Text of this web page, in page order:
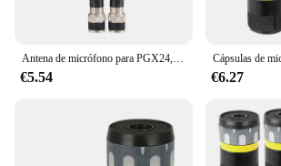
Antena de micrófono para PGX24, SLX24, SLX4, PG58, SM58, BETA58, serie inalámbrica, 2 piezas, BNC, UHF
€5.54 €6.27